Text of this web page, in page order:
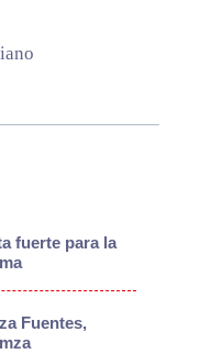
fuerte para la
Fuentes,